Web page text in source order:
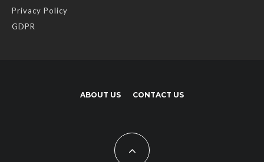
Privacy Policy
GDPR
ABOUT US CONTACT US